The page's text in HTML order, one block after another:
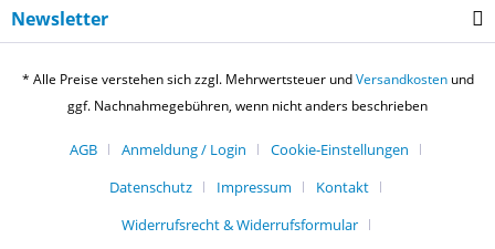
Newsletter
* Alle Preise verstehen sich zzgl. Mehrwertsteuer undVersandkostenund
ggf. Nachnahmegebühren, wenn nicht anders beschrieben
AGB Anmeldung / Login
Cookie-Einstellungen
Datenschutz
Impressum
Kontakt
Widerrufsrecht & Widerrufsformular